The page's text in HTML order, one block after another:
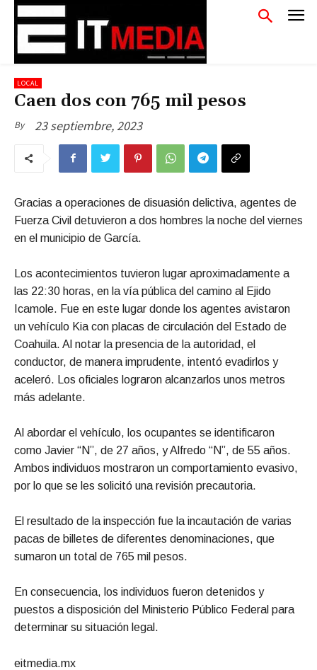
LOCAL
Caen dos con 765 mil pesos
By 23 septiembre, 2023
Gracias a operaciones de disuasión delictiva, agentes de
Fuerza Civil detuvieron a dos hombres la noche del viernes
en el municipio de García.
Los acontecimientos tuvieron lugar aproximadamente a
las 22:30 horas, en la vía pública del camino al Ejido
Icamole. Fue en este lugar donde los agentes avistaron
un vehículo Kia con placas de circulación del Estado de
Coahuila. Al notar la presencia de la autoridad, el
conductor, de manera imprudente, intentó evadirlos y
aceleró. Los oficiales lograron alcanzarlos unos metros
más adelante.
Al abordar el vehículo, los ocupantes se identificaron
como Javier “N”, de 27 años, y Alfredo “N”, de 55 años.
Ambos individuos mostraron un comportamiento evasivo,
por lo que se les solicitó una revisión precautoria.
El resultado de la inspección fue la incautación de varias
pacas de billetes de diferentes denominaciones, que
sumaron un total de 765 mil pesos.
En consecuencia, los individuos fueron detenidos y
puestos a disposición del Ministerio Público Federal para
determinar su situación legal.
eitmedia.mx